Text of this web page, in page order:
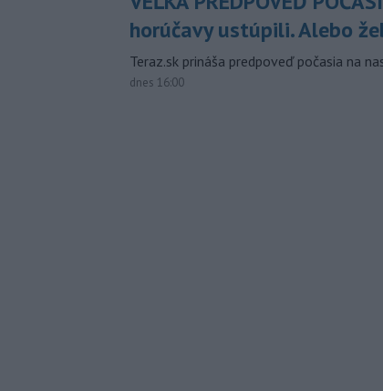
horúčavy ustúpili. Alebo
Teraz.sk prináša predpoveď počasia na
dnes 16:00